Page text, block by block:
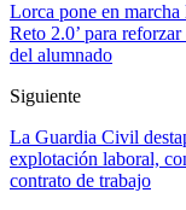
Lorca pone en marcha
Reto 2.0’ para
del alumnado
Siguiente
La Guardia Civil
explotación laboral,
contrato de trabajo